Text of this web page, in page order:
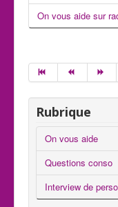
On vous aide sur
Rubrique
On vous aide
Questions conso
Interview de